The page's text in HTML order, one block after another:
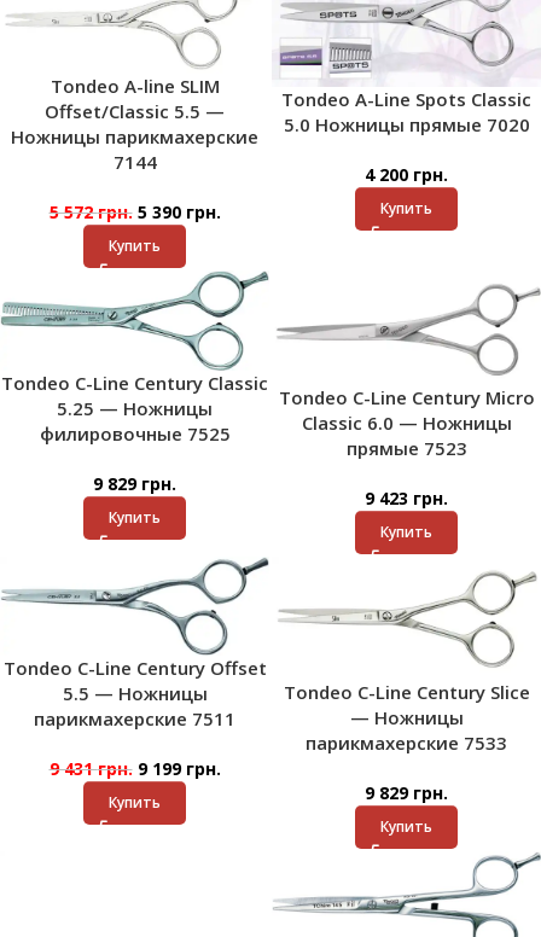
Tondeo A-line SLIM
Offset/Classic 5.5 —
Ножницы парикмахерские
7144
5 572грн. 5 390 грн.
Купить
Tondeo A-Line Spots Classic
5.0 Ножницы прямые 7020
4 200 грн.
Купить
Tondeo C-Line Century Classic
5.25 — Ножницы
филировочные 7525
9 829 грн.
Купить
Tondeo C-Line Century Micro
Classic 6.0 — Ножницы
прямые 7523
9 423 грн.
Купить
Tondeo C-Line Century Offset
5.5 — Ножницы
парикмахерские 7511
9 431грн. 9 199 грн.
Купить
Tondeo C-Line Century Slice
— Ножницы
парикмахерские 7533
9 829 грн.
Купить